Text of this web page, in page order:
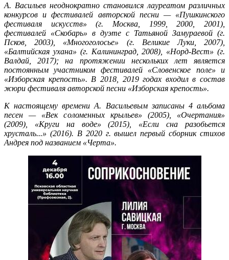
А. Васильев неоднократно становился лауреатом различных
конкурсов и фестивалей авторской песни — «Пушкинского
фестиваля искусств» (г. Москва, 1999, 2000, 2001),
фестивалей «Скобарь» в дуэте с Татьяной Замураевой (г.
Псков, 2003), «Многоголосье» (г. Великие Луки, 2007),
«Балтийская ухана» (г. Калининград, 2008), «Норд-Вест» (г.
Валдай, 2017); на протяжении нескольких лет является
постоянным участником фестивалей «Словенское поле» и
«Изборская крепость». В 2018, 2019 годах входил в состав
жюри фестиваля авторской песни «Изборская крепость».
К настоящему времени А. Васильевым записаны 4 альбома
песен — «Век соломенных крыльев» (2005), «Очертания»
(2009), «Круги на воде» (2015), «Если сна разобьется
хрусталь...» (2016). В 2020 г. вышел первый сборник стихов
Андрея под названием «Черта».